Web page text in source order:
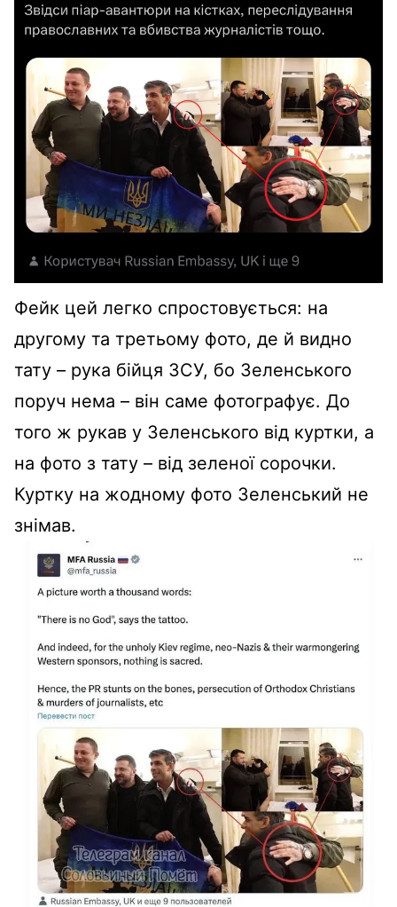
Фейк цей легко спростовується: на
другому та третьому фото, де й видно
тату – рука бійця ЗСУ, бо Зеленського
поруч нема – він саме фотографує. До
того ж рукав у Зеленського від куртки, а
на фото з тату – від зеленої сорочки.
Куртку на жодному фото Зеленський не
знімав.